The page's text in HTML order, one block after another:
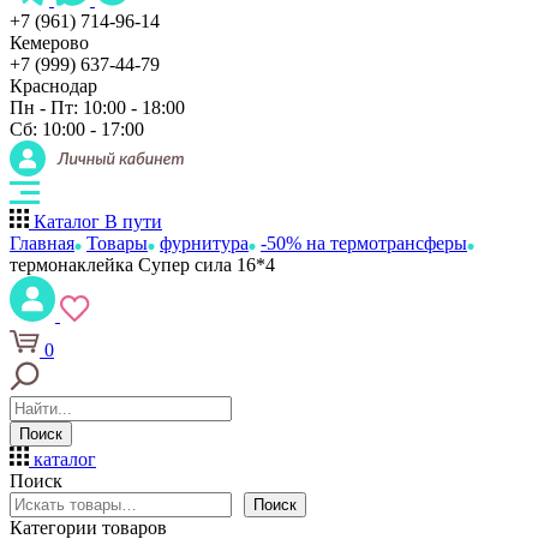
+7 (961) 714-96-14
Кемерово
+7 (999) 637-44-79
Краснодар
Пн - Пт: 10:00 - 18:00
Сб: 10:00 - 17:00
Каталог В пути
Главная Товары фурнитура
-50% на термотрансферы
термонаклейка Супер сила 16*4
0
Поиск
каталог
Поиск
Поиск
Категории товаров